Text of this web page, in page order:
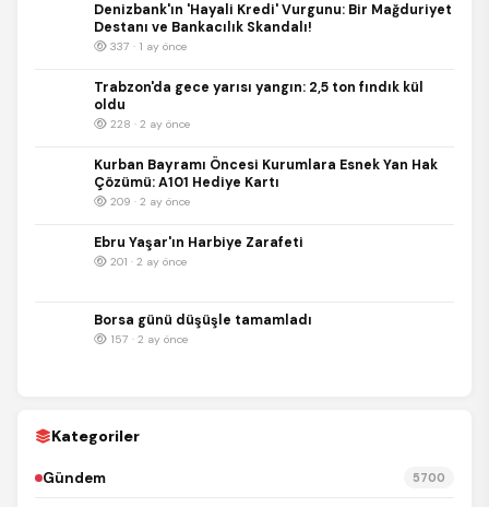
Denizbank'ın 'Hayali Kredi' Vurgunu: Bir Mağduriyet
Destanı ve Bankacılık Skandalı!
337 · 1 ay önce
Trabzon'da gece yarısı yangın: 2,5 ton fındık kül
oldu
228 · 2 ay önce
Kurban Bayramı Öncesi Kurumlara Esnek Yan Hak
Çözümü: A101 Hediye Kartı
209 · 2 ay önce
Ebru Yaşar'ın Harbiye Zarafeti
201 · 2 ay önce
Borsa günü düşüşle tamamladı
157 · 2 ay önce
Kategoriler
Gündem 5700